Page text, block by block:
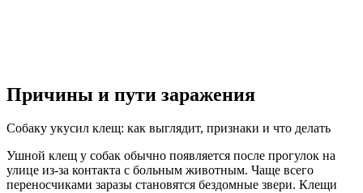
Причины и пути заражения
Собаку укусил клещ: как выглядит, признаки и что делать
Ушной клещ у собак обычно появляется после прогулок на
улице из-за контакта с больным животным. Чаще всего
переносчиками заразы становятся бездомные звери. Клещи